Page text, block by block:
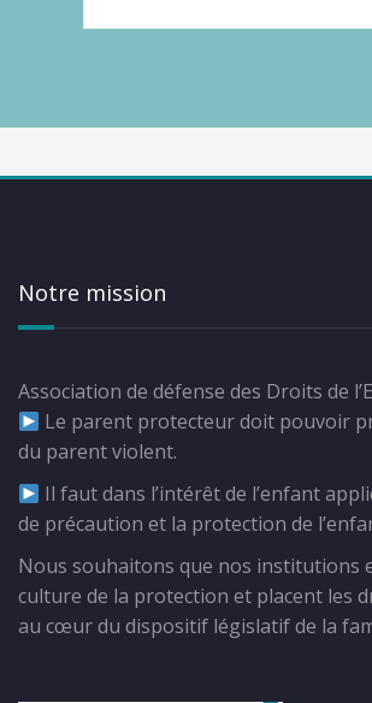
Notre mission
Association de défense des Droits de
Le parent protecteur doit pouvoir
du parent violent.
Il faut dans l’intérêt de l’enfant
de précaution et la protection de
Nous souhaitons que nos institutions
culture de la protection et placent les
au cœur du dispositif législatif de la